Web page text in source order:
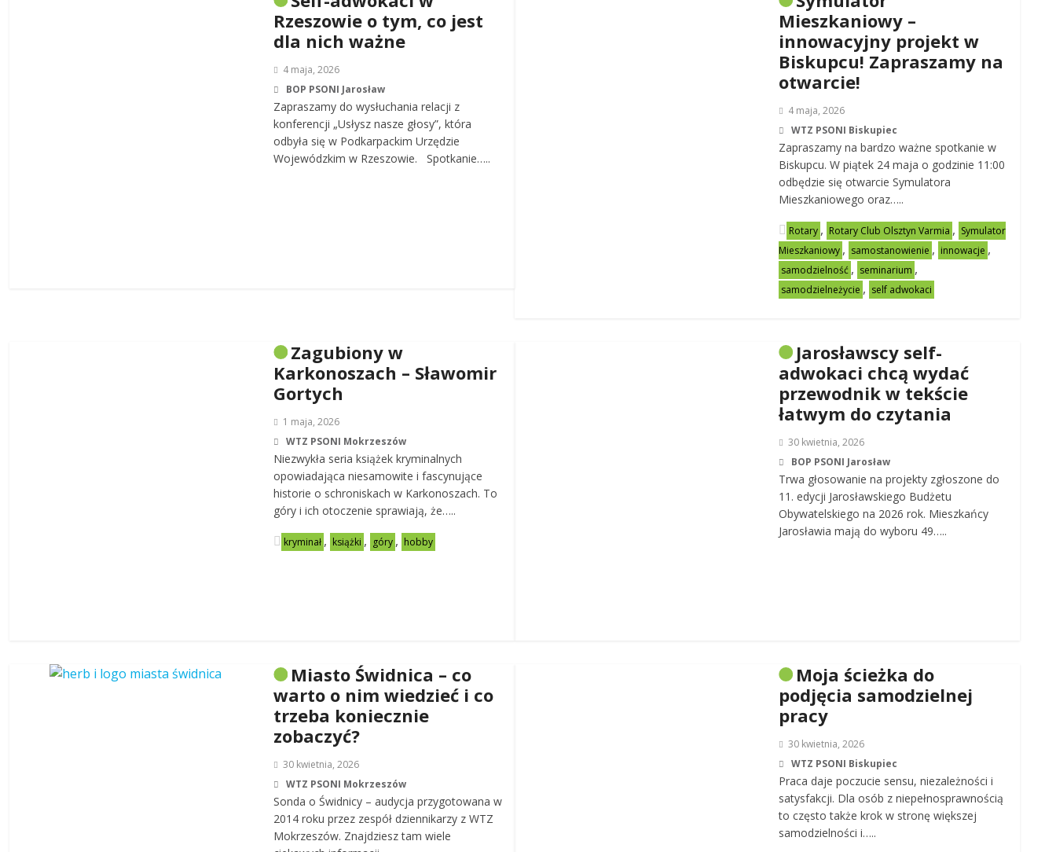
Rzeszowie o tym, co jest
dla nich ważne
4 maja, 2026
BOP PSONI Jarosław
Zapraszamy do wysłuchania relacji z
konferencji „Usłysz nasze głosy”, która
odbyła się w Podkarpackim Urzędzie
Wojewódzkim w Rzeszowie. Spotkanie…..
Mieszkaniowy –
innowacyjny projekt w
Biskupcu! Zapraszamy na
otwarcie!
4 maja, 2026
WTZ PSONI Biskupiec
Zapraszamy na bardzo ważne spotkanie w
Biskupcu. W piątek 24 maja o godzinie 11:00
odbędzie się otwarcie Symulatora
Mieszkaniowego oraz…..
Rotary , Rotary Club Olsztyn Varmia , Symulator
Mieszkaniowy , samostanowienie , innowacje ,
samodzielność , seminarium ,
samodzielneżycie , self adwokaci
Zagubiony w
Karkonoszach – Sławomir
Gortych
1 maja, 2026
WTZ PSONI Mokrzeszów
Niezwykła seria książek kryminalnych
opowiadająca niesamowite i fascynujące
historie o schroniskach w Karkonoszach. To
góry i ich otoczenie sprawiają, że…..
kryminał , książki , góry , hobby
Jarosławscy self-
adwokaci chcą wydać
przewodnik w tekście
łatwym do czytania
30 kwietnia, 2026
BOP PSONI Jarosław
Trwa głosowanie na projekty zgłoszone do
11. edycji Jarosławskiego Budżetu
Obywatelskiego na 2026 rok. Mieszkańcy
Jarosławia mają do wyboru 49…..
Miasto Świdnica – co
warto o nim wiedzieć i co
trzeba koniecznie
zobaczyć?
30 kwietnia, 2026
WTZ PSONI Mokrzeszów
Sonda o Świdnicy – audycja przygotowana w
2014 roku przez zespół dziennikarzy z WTZ
Mokrzeszów. Znajdziesz tam wiele
Moja ścieżka do
podjęcia samodzielnej
pracy
30 kwietnia, 2026
WTZ PSONI Biskupiec
Praca daje poczucie sensu, niezależności i
satysfakcji. Dla osób z niepełnosprawnością
to często także krok w stronę większej
samodzielności i…..